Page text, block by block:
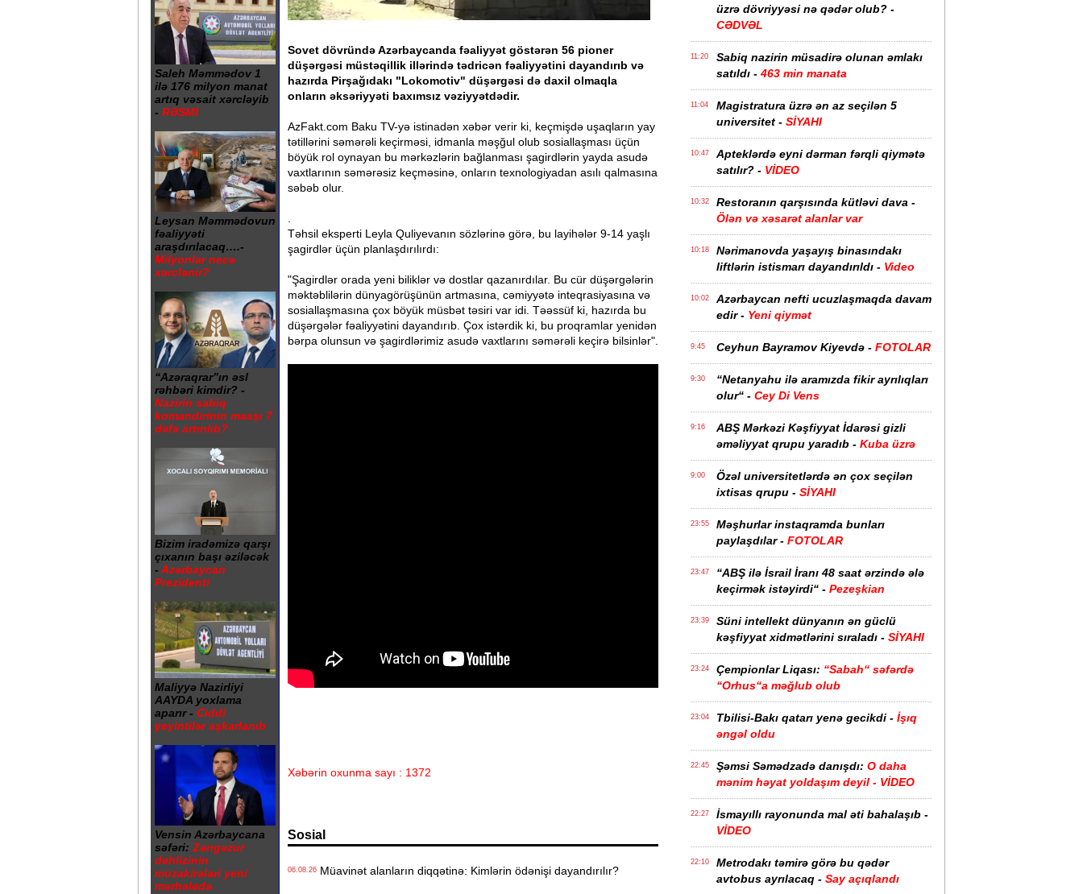
Saleh Məmmədov 1
ilə 176 milyon manat
artıq vəsait xərcləyib
- RƏSMİ
Leysan Məmmədovun
fəaliyyəti
araşdırılacaq….-
Milyonlar necə
xərclənir?
“Azəraqrar”ın əsl
rəhbəri kimdir? -
Nazirin sabiq
komandirinin maaşı 7
dəfə artırılıb?
Bizim iradəmizə qarşı
çıxanın başı əziləcək
- Azərbaycan
Prezidenti
Maliyyə Nazirliyi
AAYDA yoxlama
aparır - Ciddi
yeyintilər aşkarlanıb
Vensin Azərbaycana
səfəri: Zəngəzur
dəhlizinin
müzakirələri yeni
mərhələdə
Sovet dövründə Azərbaycanda fəaliyyət göstərən 56 pioner
düşərgəsi müstəqillik illərində tədricən fəaliyyətini dayandırıb və
hazırda Pirşağıdakı "Lokomotiv" düşərgəsi də daxil olmaqla
onların əksəriyyəti baxımsız vəziyyətdədir.
AzFakt.com Baku TV-yə istinadən xəbər verir ki, keçmişdə uşaqların yay
tətillərini səmərəli keçirməsi, idmanla məşğul olub sosiallaşması üçün
böyük rol oynayan bu mərkəzlərin bağlanması şagirdlərin yayda asudə
vaxtlarının səmərəsiz keçməsinə, onların texnologiyadan asılı qalmasına
səbəb olur.
Təhsil eksperti Leyla Quliyevanın sözlərinə görə, bu layihələr 9-14 yaşlı
şagirdlər üçün planlaşdırılırdı:
"Şagirdlər orada yeni biliklər və dostlar qazanırdılar. Bu cür düşərgələrin
məktəblilərin dünyagörüşünün artmasına, cəmiyyətə inteqrasiyasına və
sosiallaşmasına çox böyük müsbət təsiri var idi. Təəssüf ki, hazırda bu
düşərgələr fəaliyyətini dayandırıb. Çox istərdik ki, bu proqramlar yenidən
bərpa olunsun və şagirdlərimiz asudə vaxtlarını səmərəli keçirə bilsinlər".
Xəbərin oxunma sayı : 1372
Sosial
06.08.26Müavinət alanların diqqətinə: Kimlərin ödənişi dayandırılır?
üzrə dövriyyəsi nə qədər olub? -
CƏDVƏL
11:20
Sabiq nazirin müsadirə olunan əmlakı
satıldı - 463 min manata
11:04
Magistratura üzrə ən az seçilən 5
universitet - SİYAHI
10:47
Apteklərdə eyni dərman fərqli qiymətə
satılır? - VİDEO
10:32
Restoranın qarşısında kütləvi dava -
Ölən və xəsarət alanlar var
10:18
Nərimanovda yaşayış binasındakı
liftlərin istismarı dayandırıldı - Video
10:02
Azərbaycan nefti ucuzlaşmaqda davam
edir - Yeni qiymət
9:45 Ceyhun Bayramov Kiyevdə - FOTOLAR
9:30
“Netanyahu ilə aramızda fikir ayrılıqları
olur“ - Cey Di Vens
9:16
ABŞ Mərkəzi Kəşfiyyat İdarəsi gizli
əməliyyat qrupu yaradıb - Kuba üzrə
9:00
Özəl universitetlərdə ən çox seçilən
ixtisas qrupu - SİYAHI
23:55
Məşhurlar instaqramda bunları
paylaşdılar - FOTOLAR
23:47
“ABŞ ilə İsrail İranı 48 saat ərzində ələ
keçirmək istəyirdi“ - Pezeşkian
23:39
Süni intellekt dünyanın ən güclü
kəşfiyyat xidmətlərini sıraladı - SİYAHI
23:24 Çempionlar Liqası: “Sabah“ səfərdə
“Orhus“a məğlub olub
23:04 Tbilisi-Bakı qatarı yenə gecikdi - İşıq
əngəl oldu
22:45 Şəmsi Səmədzadə danışdı: O daha
mənim həyat yoldaşım deyil - VİDEO
22:27
İsmayıllı rayonunda mal əti bahalaşıb -
VİDEO
22:10
Metrodakı təmirə görə bu qədər
avtobus ayrılacaq - Say açıqlandı